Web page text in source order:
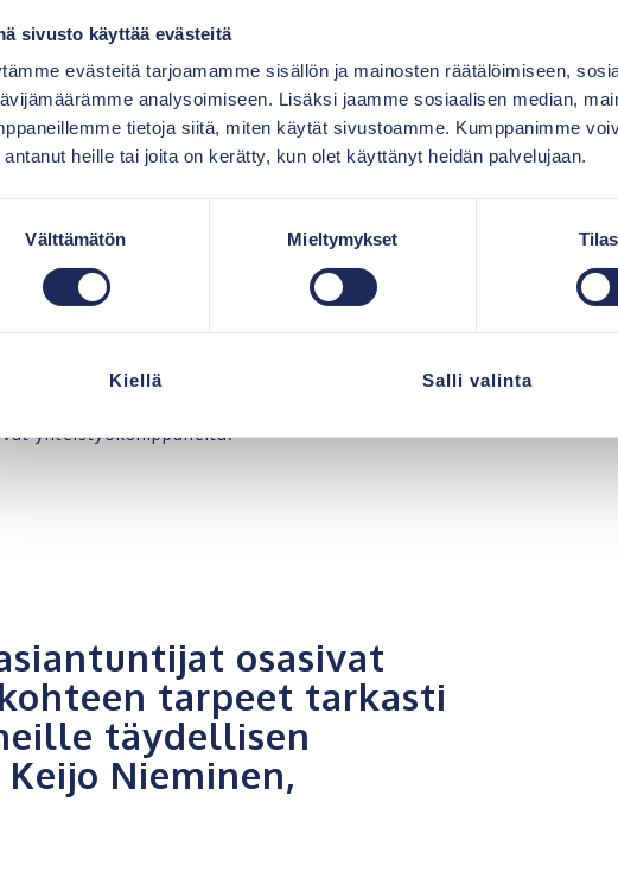
sivusto käyttää evästeitä
evästeitä tarjoamamme sisällön ja mainosten räätälöimiseen,
analysoimiseen. Lisäksi jaamme sosiaalisen median,
tietoja siitä, miten käytät sivustoamme. Kumppanimme
antanut heille tai joita on kerätty, kun olet käyttänyt heidän palvelujaan.
Välttämätön Mieltymykset
Kiellä Salli valinta
kotimaisena
oli meille luonteva
Oyj
vahvan kotimaisen hirsitalorakentajan kanssa.
ja helppous, laadukkaat materiaalit sekä
yhteistyökumppaneita.
osasivat
tarpeet tarkasti
täydellisen
Nieminen,